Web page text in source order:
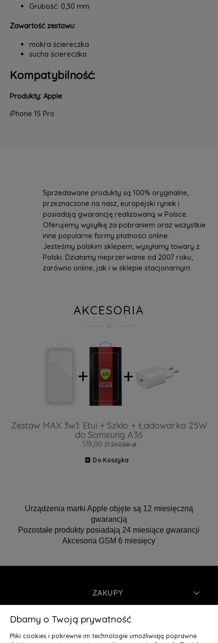
Grubość: 0,30 mm
Zawartość zestawu:
mokra ściereczka
sucha ściereczka
Kompatybilność:
Produkty: Apple
iPhone 15 Pro
Sprzedawane produkty są 100% oryginalne,
przeznaczone na nasz, europejski rynek i
posiadają gwarancję realizowaną w Polsce.
Oferujemy wysyłkę za pobraniem oraz wszystkie
inne popularne formy płatności online.
Jesteśmy polskim sklepem, wysyłamy towary z
Polski. Działamy nieprzerwanie od 2007 roku,
zarówno online, jak i w sklepie stacjonarnym.
AKCESORIA
Zestaw MAX 3w1: Etui + Szkło + Ładowarka 25W
do Samsung A36
179,00 zł 247,00 zł
Do Koszyka
Urządzenia marki Apple objęte są 12 miesięczną
gwarancją
Pozostałe produkty posiadają 24 miesiące gwarancji
Akcesoria GSM 6 miesięcy
ZAKUPY
INFORMACJE
Dbamy o Twoją prywatność
Pliki cookies i pokrewne im technologie umożliwiają poprawne